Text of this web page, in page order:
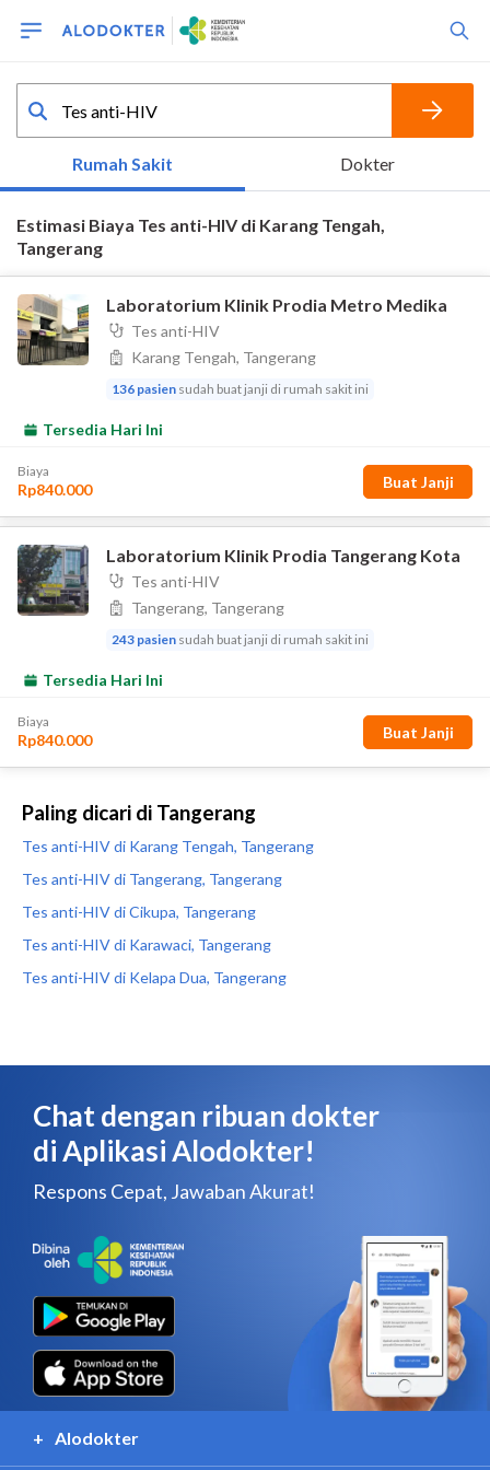
Paling dicari di Tangerang
Tes anti-HIV di Karang Tengah, Tangerang
Tes anti-HIV di Tangerang, Tangerang
Tes anti-HIV di Cikupa, Tangerang
Tes anti-HIV di Karawaci, Tangerang
Tes anti-HIV di Kelapa Dua, Tangerang